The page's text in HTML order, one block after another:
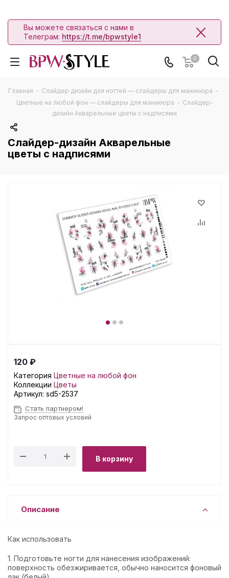
Вы можете связаться с нами в
Телеграм: https://t.me/bpwstyle1
0
Главная - Слайдер дизайн для ногтей — слайдеры для маникюра -
Цветные на любой фон — слайдеры для маникюра - Слайдер-
дизайн Акварельные цветы с надписями
Слайдер-дизайн Акварельные
цветы с надписями
120 ₽
Категория Цветные на любой фон
Коллекции Цветы
Артикул: sd5-2537
Стать партнером!
Запрос оптовых условий
В корзину
Описание
Как использовать
1. Подготовьте ногти для нанесения изображений:
поверхность обезжиривается, обычно наносится фоновый